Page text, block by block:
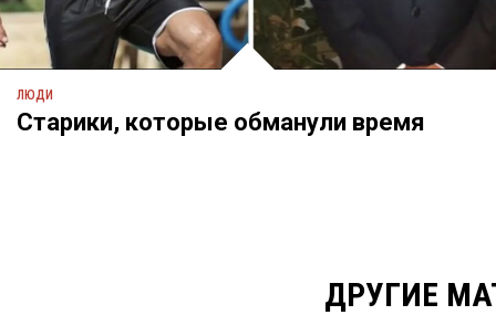
ЛЮДИ
Старики, которые обманули время
ДРУГИЕ